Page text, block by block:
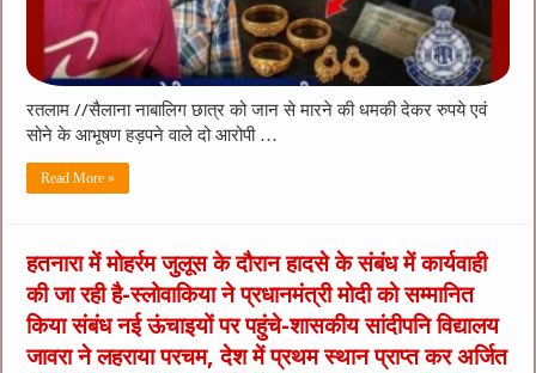
रतलाम //सैलाना नाबालिग छात्र को जान से मारने की धमकी देकर रुपये एवं
सोने के आभूषण हड़पने वाले दो आरोपी …
Read More »
हतनारा में मोहर्रम जुलूस के दौरान हादसे के संबंध में कार्यवाही
की जा रही है-स्लोवाकिया ने प्रधानमंत्री मोदी को सम्मानित
किया संबंध नई ऊंचाइयों पर पहुंचे-शासकीय सांदीपनि विद्यालय
जावरा ने लहराया परचम, देश में प्रथम स्थान प्राप्त कर अर्जित